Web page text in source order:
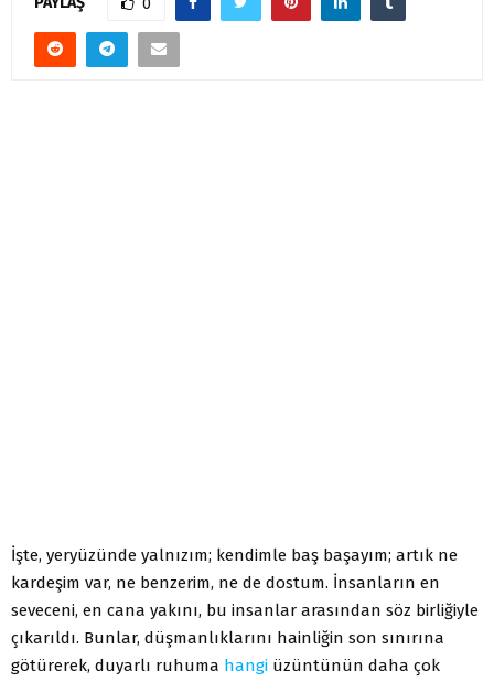
0
İşte, yeryüzünde yalnızım; kendimle baş başayım; artık ne
kardeşim var, ne benzerim, ne de dostum. İnsanların en
seveceni, en cana yakını, bu insanlar arasından söz birliğiyle
çıkarıldı. Bunlar, düşmanlıklarını hainliğin son sınırına
götürerek, duyarlı ruhuma hangi üzüntünün daha çok